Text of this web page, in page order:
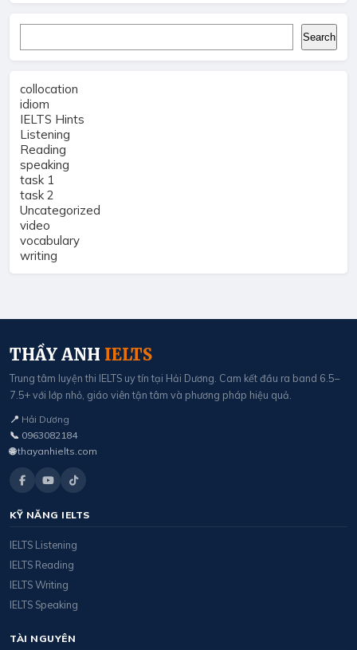
Search
collocation
idiom
IELTS Hints
Listening
Reading
speaking
task 1
task 2
Uncategorized
video
vocabulary
writing
THẦY ANH IELTS
Trung tâm luyện thi IELTS uy tín tại Hải Dương. Cam kết đầu ra band 6.5–
7.5+ với lớp nhỏ, giáo viên tận tâm và phương pháp hiệu quả.
📍 Hải Dương
📞 0963082184
🌐 thayanhielts.com
KỸ NĂNG IELTS
IELTS Listening
IELTS Reading
IELTS Writing
IELTS Speaking
TÀI NGUYÊN